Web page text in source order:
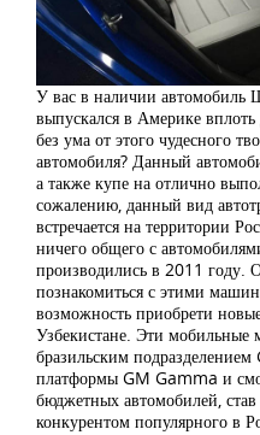
У вас в наличии автомобиль
выпускался в Америке
без ума от этого чудесного
автомобиля? Данный
а также купе на отлично
сожалению, данный вид
встречается на территории
ничего общего с
производились в 2011 году.
познакомиться с этими
возможность приобрети
Узбекистане. Эти мобильные
бразильским
платформы GM Gamma и
бюджетных автомобилей,
конкурентом популярного в